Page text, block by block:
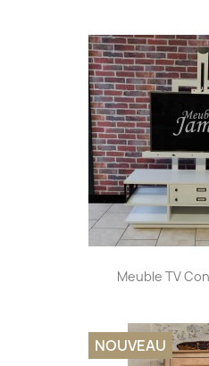
Meuble TV
NOUVEAU